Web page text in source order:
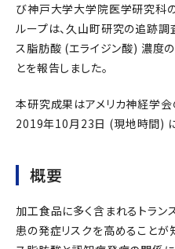
び神戸大学大学院医学研究科
ループは、久山町研究の追跡
ス脂肪酸 (エライジン酸) 濃度
とを報告しました。
本研究成果はアメリカ神経学会
2019年10月23日 (現地時間) に
概要
加工食品に多く含まれるトラン
患の発症リスクを高めることが